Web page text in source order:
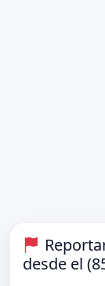
desde el